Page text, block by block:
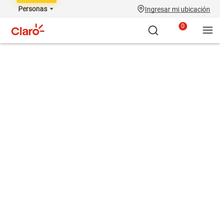
Personas Ingresar mi ubicación
0